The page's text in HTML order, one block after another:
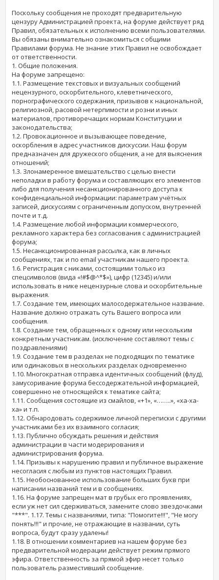
Поскольку сообщения не проходят предварительную
цензуру Администрацией проекта, на форуме действует ряд
Правил, обязательных к исполнению всеми пользователями.
Вы обязаны внимательно ознакомиться с общими
Правилами форума. Не знание этих Правил не освобождает
от ответственности.
1. Общие положения.
На форуме запрещено:
1.1. Размещение текстовых и визуальных сообщений
нецензурного, оскорбительного, клеветнического,
порнографического содержания, призывов к национальной,
религиозной, расовой нетерпимости и розни и иных
материалов, противоречащих нормам Конституции и
законодательства;
1.2. Провокационное и вызывающее поведение,
оскорбления в адрес участников дискуссии. Наш форум
предназначен для дружеского общения, а не для выяснения
отношений;
1.3. Злонамеренное вмешательство с целью внести
неполадки в работу форума и составляющих его элементов
либо для получения несанкционированного доступа к
конфиденциальной информации: параметрам учётных
записей, дискуссиям с ограниченным допуском, внутренней
почте и т.д.
1.4. Размещение любой информации коммерческого,
рекламного характера без согласования с администрацией
форума;
1.5. Несанкционированная рассылка, как в личных
сообщениях, так и по email участникам нашего проекта.
1.6. Регистрация с никами, состоящими только из
спецсимволов (вида «!#$@^*$»), цифр (12345) и/или
использовать в нике нецензурные слова и оскорбительные
выражения.
1.7. Создание тем, имеющих малосодержательное название.
Название должно отражать суть Вашего вопроса или
сообщения.
1.8. Создание тем, обращенных к одному или нескольким
конкретным участникам. (исключение составляют темы с
поздравлениями)
1.9. Создание тем в разделах не подходящих по тематике
или одинаковых в нескольких разделах одновременно
1.10. Многократная отправка идентичных сообщений (флуд),
замусоривание форума бессодержательной информацией,
совершенно не относящейся к тематике сайта;
1.11. Сообщения состоящие из смайлов, «+1», «……..», «ха-ха-
ха» и т.п.
1.12. Обнародовать содержимое личной переписки с другими
участниками без их взаимного согласия;
1.13. Публично обсуждать решения и действия
администрации в части модерирования и
администрирования форума.
1.14. Призывы к нарушению правил и публичное выражение
несогласия с любым из пунктов настоящих Правил.
1.15. Необоснованное использование больших букв при
написании названий тем и в сообщениях.
1.16. На форуме запрещен мат в грубых его проявлениях,
если уж нет сил сдерживаться, замените слово звездочками
"***". 1.17. Темы с названиями, типа: "Помогите!!!", "Не могу
понять!!!" и прочие, не отражающие в названии, суть
вопроса, будут сразу удалены!
1.18. В отношении комментариев на нашем форуме без
предварительной модерации действует режим прямого
эфира. Ответственность за прямой эфир несет только
пользователь разместивший сообщение.